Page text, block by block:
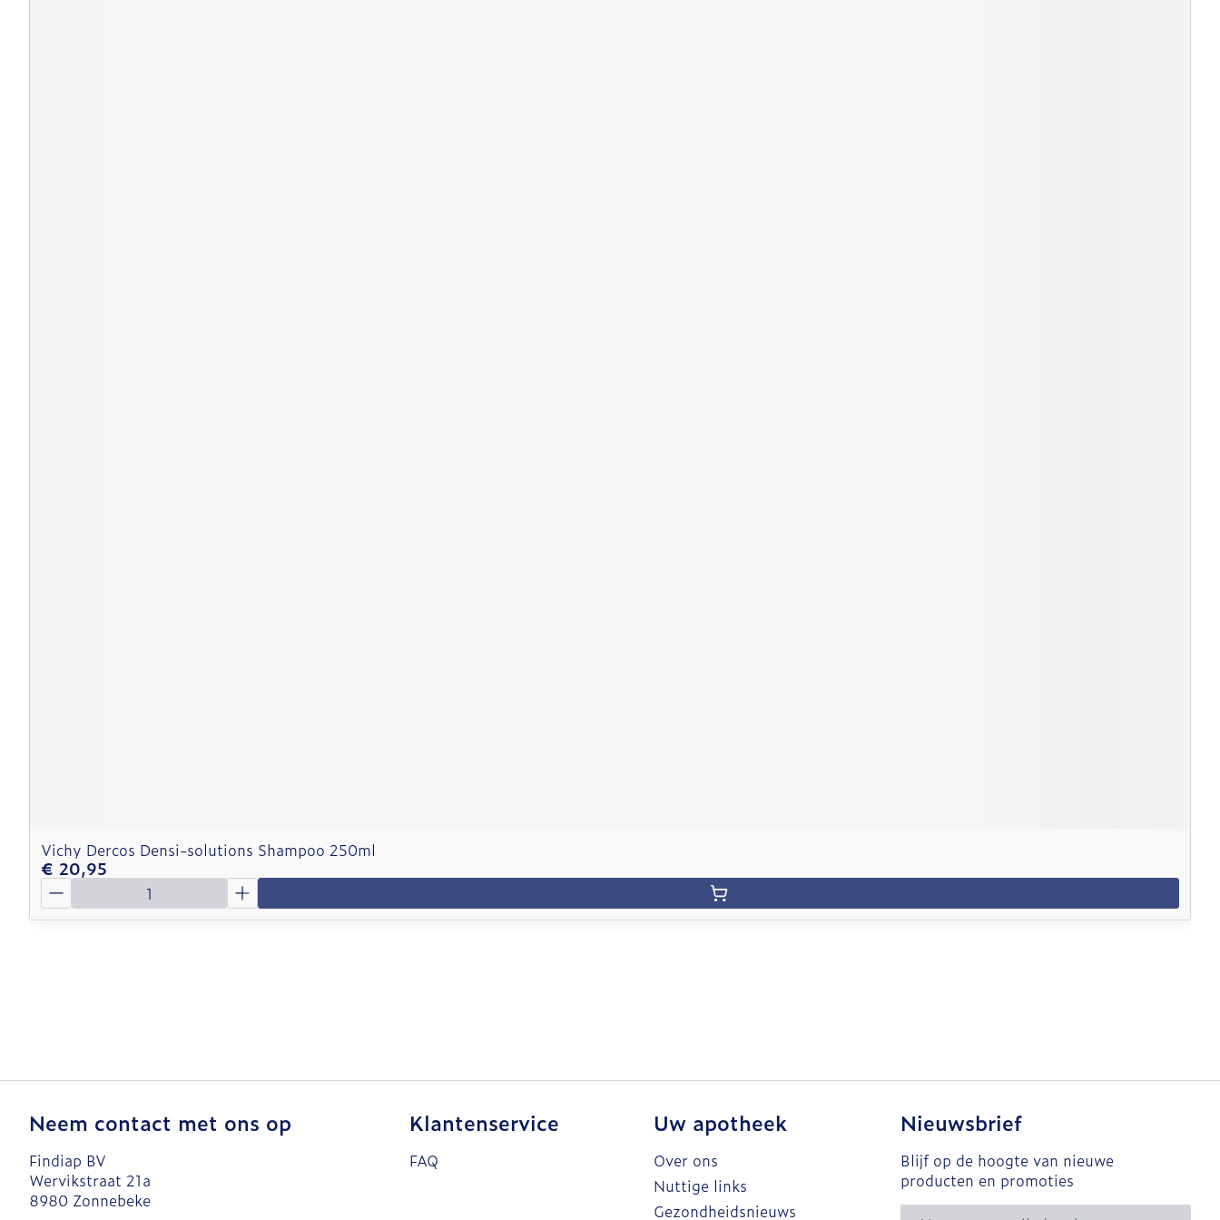
Vichy Dercos Densi-solutions Shampoo 250ml
€ 20,95
Aantal
Neem contact met ons op
Findiap BV
Wervikstraat 21a
8980 Zonnebeke
Klantenservice
FAQ
Uw apotheek
Over ons
Nuttige links
Gezondheidsnieuws
Nieuwsbrief
Blijf op de hoogte van nieuwe
producten en promoties
E-mail adres